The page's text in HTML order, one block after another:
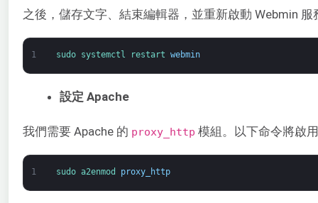
之後，儲存文字、結束編輯器，並重新啟動 Webmin
1 sudo systemctl restart webmin
設定 Apache
我們需要 Apache 的 proxy_http 模組。以下命令將啟
1 sudo a2enmod proxy_http